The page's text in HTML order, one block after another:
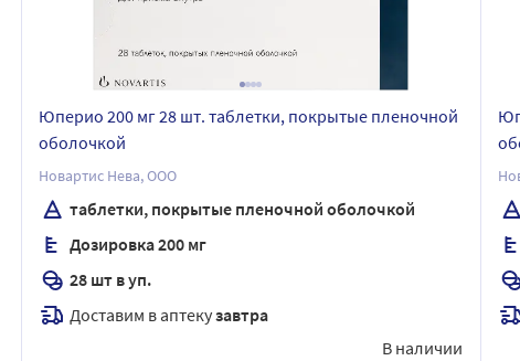
Юперио 200 мг 28 шт. таблетки, покрытые пленочной
оболочкой
Новартис Нева, ООО
таблетки, покрытые пленочной оболочкой
Дозировка 200 мг
28 шт в уп.
Доставим в аптекузавтра
В наличии